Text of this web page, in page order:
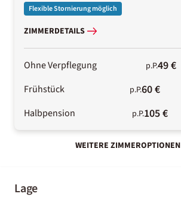
Flexible Stornierung möglich
ZIMMERDETAILS
Ohne Verpflegung p.P.49 €
Frühstück p.P.60 €
Halbpension p.P.105 €
WEITERE ZIMMEROPTIONEN
Lage